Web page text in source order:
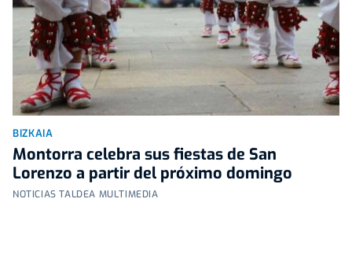
BIZKAIA
Montorra celebra sus fiestas de San
Lorenzo a partir del próximo domingo
NOTICIAS TALDEA MULTIMEDIA